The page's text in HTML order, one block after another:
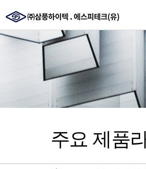
주요 제품